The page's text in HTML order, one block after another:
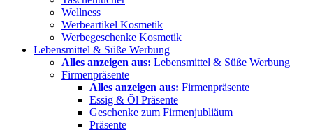
Wellness
Werbeartikel Kosmetik
Werbegeschenke Kosmetik
Lebensmittel & Süße Werbung
Alles anzeigen aus: Lebensmittel & Süße Werbung
Firmenpräsente
Alles anzeigen aus: Firmenpräsente
Essig & Öl Präsente
Geschenke zum Firmenjubliäum
Präsente